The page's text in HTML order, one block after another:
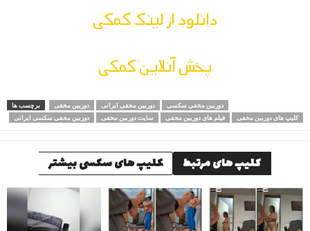
دانلود از لینک کمکی
پخش آنلاین کمکی
برچسب ها دوربین مخفی دوربین مخفی ایرانی
دوربین مخفی سکسی
دوربین مخفی سکسی ایرانی
سایت دوربین مخفی فیلم های دوربین مخفی کلیپ های دوربین مخفی
کلیپ های مرتبط کلیپ های سکسی بیشتر